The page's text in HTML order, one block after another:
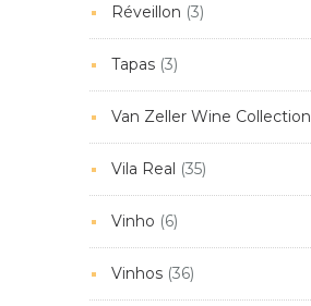
Réveillon (3)
Tapas(3)
Van Zeller Wine Collection
Vila Real (35)
Vinho (6)
Vinhos(36)